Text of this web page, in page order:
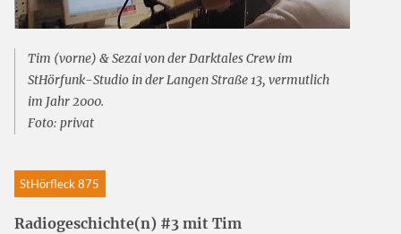
Tim (vorne) & Sezai von der Darktales Crew im
StHörfunk-Studio in der Langen Straße 13, vermutlich
im Jahr 2000.
Foto: privat
StHörfleck 875
Radiogeschichte(n) #3 mit Tim